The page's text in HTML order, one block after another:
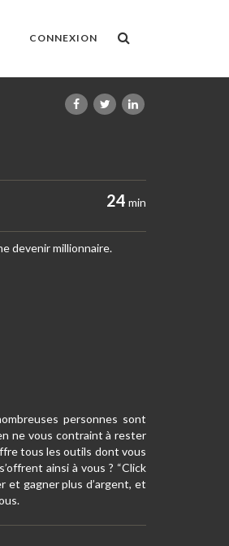
CONNEXION
24 min
devenir millionnaire.
personnes sont
ne vous contraint à rester
tous les outils dont vous
ainsi à vous ? “Click
et gagner plus d’argent, et